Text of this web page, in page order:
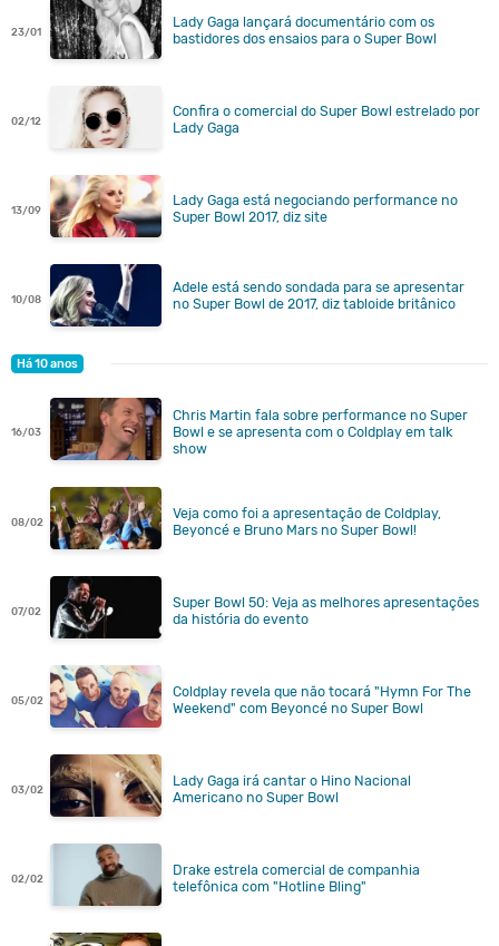
23/01
Lady Gaga lançará documentário com os
bastidores dos ensaios para o Super Bowl
02/12
Confira o comercial do Super Bowl estrelado por
Lady Gaga
13/09
Lady Gaga está negociando performance no
Super Bowl 2017, diz site
10/08
Adele está sendo sondada para se apresentar
no Super Bowl de 2017, diz tabloide britânico
Há 10 anos
16/03
Chris Martin fala sobre performance no Super
Bowl e se apresenta com o Coldplay em talk
show
08/02
Veja como foi a apresentação de Coldplay,
Beyoncé e Bruno Mars no Super Bowl!
07/02
Super Bowl 50: Veja as melhores apresentações
da história do evento
05/02
Coldplay revela que não tocará "Hymn For The
Weekend" com Beyoncé no Super Bowl
03/02
Lady Gaga irá cantar o Hino Nacional
Americano no Super Bowl
02/02
Drake estrela comercial de companhia
telefônica com "Hotline Bling"